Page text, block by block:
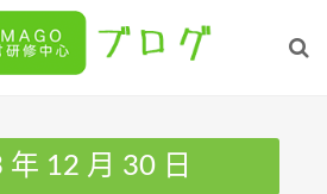
年 12 月 30 日